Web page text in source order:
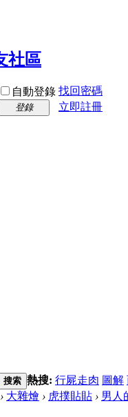
自動登錄 找回密碼
登錄 立即註冊
搜索 熱搜: 行屍走肉 圖解
› 大雜燴 › 虎撲貼貼 › 男人